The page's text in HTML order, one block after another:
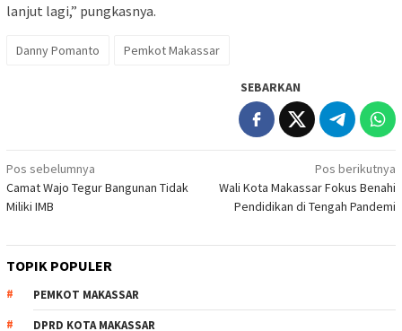
lanjut lagi,” pungkasnya.
Danny Pomanto Pemkot Makassar
SEBARKAN
Navigasi
pos
Pos sebelumnya
Camat Wajo Tegur Bangunan Tidak
Miliki IMB
Pos berikutnya
Wali Kota Makassar Fokus Benahi
Pendidikan di Tengah Pandemi
TOPIK POPULER
PEMKOT MAKASSAR
DPRD KOTA MAKASSAR